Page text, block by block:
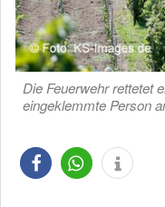
Die Feuerwehr rettetet
eingeklemmte Person